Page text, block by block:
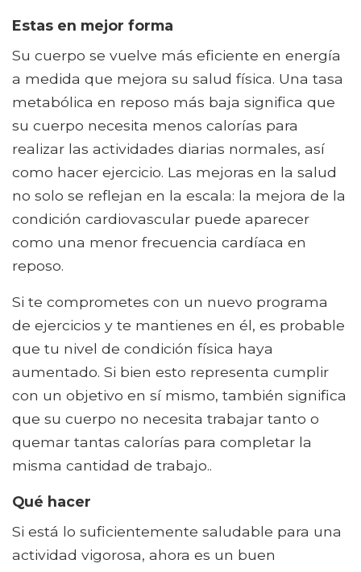
Estas en mejor forma
Su cuerpo se vuelve más eficiente en energía
a medida que mejora su salud física. Una tasa
metabólica en reposo más baja significa que
su cuerpo necesita menos calorías para
realizar las actividades diarias normales, así
como hacer ejercicio. Las mejoras en la salud
no solo se reflejan en la escala: la mejora de la
condición cardiovascular puede aparecer
como una menor frecuencia cardíaca en
reposo.
Si te comprometes con un nuevo programa
de ejercicios y te mantienes en él, es probable
que tu nivel de condición física haya
aumentado. Si bien esto representa cumplir
con un objetivo en sí mismo, también significa
que su cuerpo no necesita trabajar tanto o
quemar tantas calorías para completar la
misma cantidad de trabajo..
Qué hacer
Si está lo suficientemente saludable para una
actividad vigorosa, ahora es un buen